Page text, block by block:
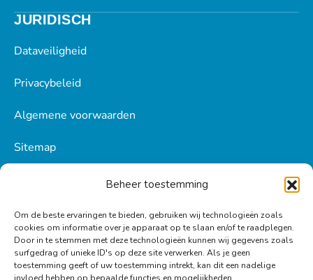
Beheer toestemming
Om de beste ervaringen te bieden, gebruiken wij technologieën zoals
cookies om informatie over je apparaat op te slaan en/of te raadplegen.
Door in te stemmen met deze technologieën kunnen wij gegevens zoals
surfgedrag of unieke ID's op deze site verwerken. Als je geen
toestemming geeft of uw toestemming intrekt, kan dit een nadelige
JURIDISCH
Dataveiligheid
Privacybeleid
Algemene voorwaarden
Sitemap
BLIJF OP DE HOOGTE!
Ontvang tips, inspiratie en het laatste nieuws in je
mailbox.